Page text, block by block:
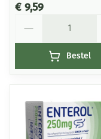
€ 9,59
Bestel